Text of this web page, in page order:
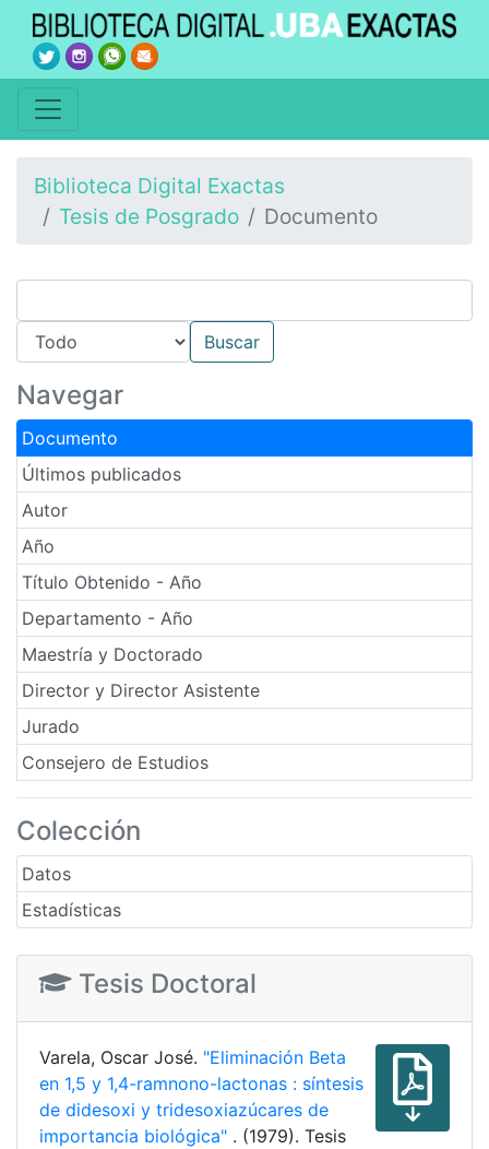
Biblioteca Digital Exactas
Tesis de Posgrado
Documento
Navegar
Documento
Últimos publicados
Autor
Año
Título Obtenido - Año
Departamento - Año
Maestría y Doctorado
Director y Director Asistente
Jurado
Consejero de Estudios
Colección
Datos
Estadísticas
Tesis Doctoral
Varela, Oscar José. "Eliminación Beta
en 1,5 y 1,4-ramnono-lactonas : síntesis
de didesoxi y tridesoxiazúcares de
importancia biológica" . (1979). Tesis